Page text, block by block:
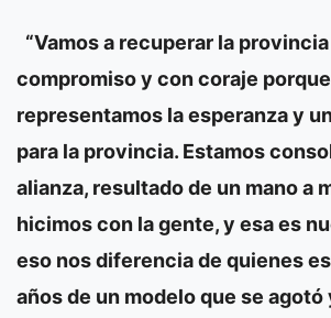
“Vamos a recuperar la
compromiso y con coraje
representamos la esperanza y
para la provincia. Estamos
alianza, resultado de un mano a
hicimos con la gente, y esa es
eso nos diferencia de quienes
años de un modelo que se agotó